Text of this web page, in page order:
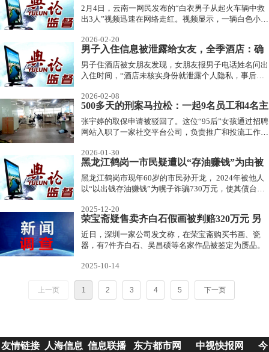
事实原委获舆论认可
2月4日，云南一网民发布的“白衣男子从起火车辆中救
出3人”视频迅速在网络走红。视频显示，一辆白色小车
名白衣男子与司机等人共同砸窗，从后排车窗救出3
人。起初，网民纷纷为白衣男子的救人之举点赞，建议
他申报见义勇为。
2026-02-20
男子入住信息被泄露给女友，全季酒店：确
实泄露了，系员工个人责任，赔偿3422元
男子住酒店被女朋友发现，女朋友报男子电话姓名问出
入住时间，“酒店未核实身份就泄露个人隐私，事后我
先生说。
2026-02-08
500多天的刑案马拉松：一起9名员工和4名主
播“构成”的诈骗案
张宇婷的取保申请被驳回了。这位“95后”女孩通过招聘
网站入职了一家社交平台公司，负责推广和投流工作，
案涉嫌诈骗，她也遭牵连，如今已被羁押一年多。
2026-01-30
黑龙江鹤岗一市民疑遭以“存油赚钱”为由被
他人诈骗700余万元
黑龙江鹤岗市现年60岁的市民孙开龙， 2024年被他人
以“以出钱存油赚钱”为幌子诈骗730万元，使其债台高
2025-12-20
荣宝斋疑售卖齐白石假画被判赔320万元 另
有6件名家作品初步鉴伪
近日，深圳一家公司发文称，在荣宝斋购买书画、瓷
器，有7件齐白石、吴昌硕等名家作品被鉴定为赝品。
2025-10-14
上一页 1 2 3 4 5 下一页
友情链接 人海信息 信息联播 东方都市网 中视快报网 今